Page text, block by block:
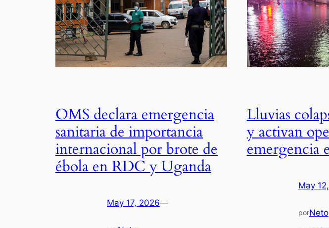
OMS declara emergencia
sanitaria de importancia
internacional por brote de
ébola en RDC y Uganda
May 17, 2026—
Lluvias
y activan
emergencia
May
porNeto